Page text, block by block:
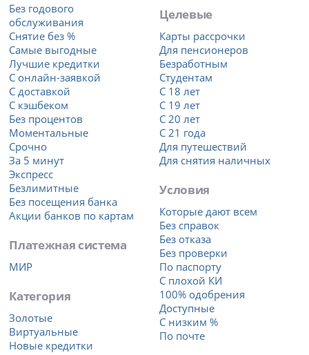
Без годового
обслуживания
Снятие без %
Самые выгодные
Лучшие кредитки
С онлайн-заявкой
С доставкой
С кэшбеком
Без процентов
Моментальные
Срочно
За 5 минут
Экспресс
Безлимитные
Без посещения банка
Акции банков по картам
Платежная система
МИР
Категория
Золотые
Виртуальные
Новые кредитки
Целевые
Карты рассрочки
Для пенсионеров
Безработным
Студентам
С 18 лет
С 19 лет
С 20 лет
С 21 года
Для путешествий
Для снятия наличных
Условия
Которые дают всем
Без справок
Без отказа
Без проверки
По паспорту
С плохой КИ
100% одобрения
Доступные
С низким %
По почте